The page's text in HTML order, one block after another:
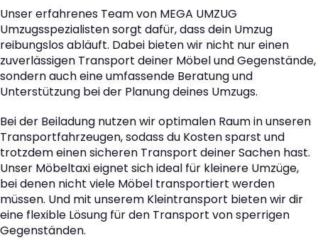
Unser erfahrenes Team von MEGA UMZUG
Umzugsspezialisten sorgt dafür, dass dein Umzug
reibungslos abläuft. Dabei bieten wir nicht nur einen
zuverlässigen Transport deiner Möbel und Gegenstände,
sondern auch eine umfassende Beratung und
Unterstützung bei der Planung deines Umzugs.
Bei der Beiladung nutzen wir optimalen Raum in unseren
Transportfahrzeugen, sodass du Kosten sparst und
trotzdem einen sicheren Transport deiner Sachen hast.
Unser Möbeltaxi eignet sich ideal für kleinere Umzüge,
bei denen nicht viele Möbel transportiert werden
müssen. Und mit unserem Kleintransport bieten wir dir
eine flexible Lösung für den Transport von sperrigen
Gegenständen.